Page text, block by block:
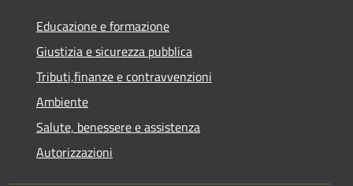
Educazione e formazione
Giustizia e sicurezza pubblica
Tributi,finanze e contravvenzioni
Ambiente
Salute, benessere e assistenza
Autorizzazioni